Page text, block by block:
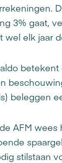
3% gaat,
wel elk jaar
beleggen
AFM
stilstaan